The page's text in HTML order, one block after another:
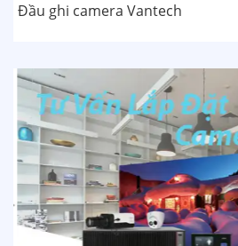
Đầu ghi camera Vantech